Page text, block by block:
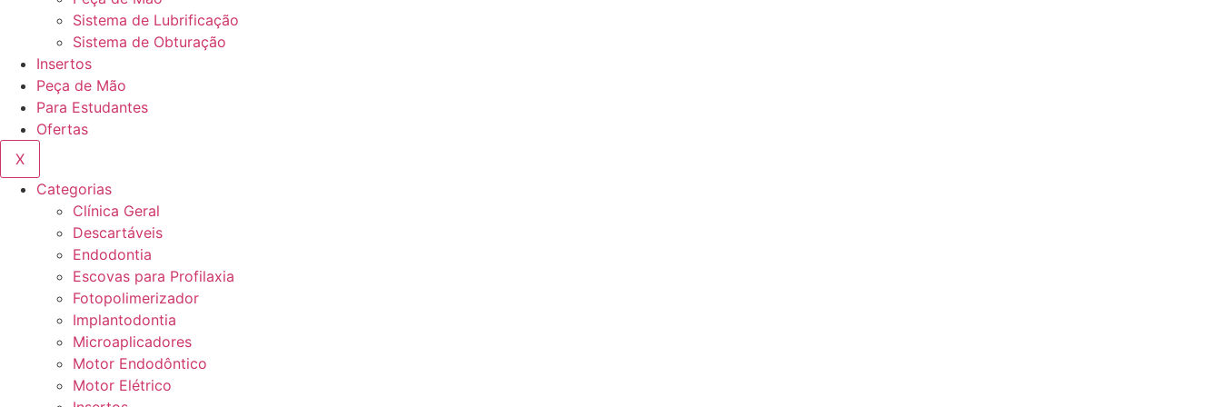
Sistema de Lubrificação
Sistema de Obturação
Insertos
Peça de Mão
Para Estudantes
Ofertas
X
Categorias
Clínica Geral
Descartáveis
Endodontia
Escovas para Profilaxia
Fotopolimerizador
Implantodontia
Microaplicadores
Motor Endodôntico
Motor Elétrico